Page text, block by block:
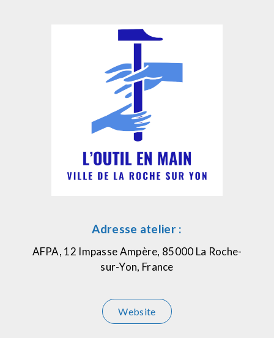
Adresse atelier :
AFPA, 12 Impasse Ampère, 85000 La Roche-
sur-Yon, France
Website